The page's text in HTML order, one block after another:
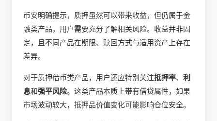
币安明确提示，质押虽然可以带来收益，但仍属于金
融类产品，用户需要充分了解相关风险。收益并非固
定，且不同产品在期限、赎回方式与适用资产上存在
差异。
对于质押借币类产品，用户还应特别关注抵押率、 利
息和强平风险。这类产品本质上带有借贷属性，如果
市场波动较大，抵押品价值变化可能影响仓位安全。